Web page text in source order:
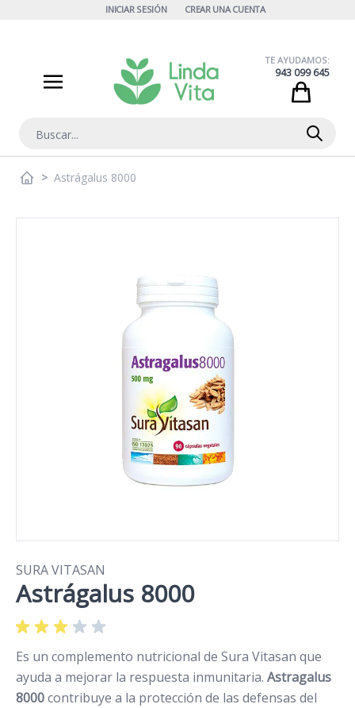
INICIAR SESIÓN CREAR UNA CUENTA
Buscar
TE AYUDAMOS:
943 099 645
> Astrágalus 8000
SURA VITASAN
Astrágalus 8000
Es un complemento nutricional de Sura Vitasan que
ayuda a mejorar la respuesta inmunitaria. Astragalus
8000contribuye a la protección de las defensas del